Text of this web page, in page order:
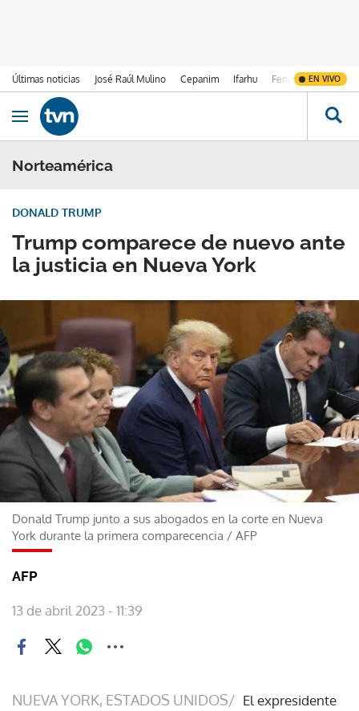
Últimas noticias José Raúl Mulino Cepanim Ifarhu Fenómeno de El
EN VIVO
Ir al contenido
Obrir navegació
Norteamérica
Trump comparece de nuevo ante
la justicia en Nueva York
DONALD TRUMP
Donald Trump junto a sus abogados en la corte en Nueva
York durante la primera comparecencia / AFP
AFP
13 de abril 2023 - 11:39
NUEVA YORK, ESTADOS UNIDOS/ El expresidente